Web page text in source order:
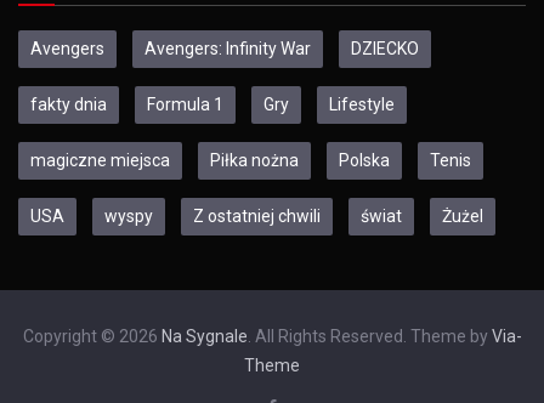
Avengers Avengers: Infinity War DZIECKO
fakty dnia Formula 1 Gry Lifestyle
magiczne miejsca Piłka nożna Polska Tenis
USA wyspy Z ostatniej chwili świat Żużel
Copyright © 2026 Na Sygnale . All Rights Reserved. Theme by Via-
Theme